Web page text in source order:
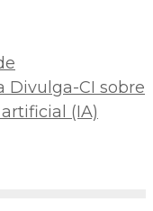
Divulga-CI sobre
(IA)